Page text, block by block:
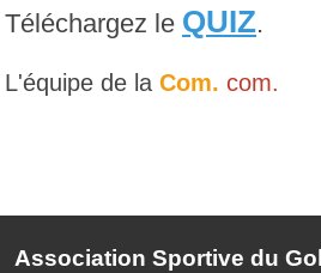
Téléchargez le QUIZ.
L'équipe de la Com. com.
Association Sportive du